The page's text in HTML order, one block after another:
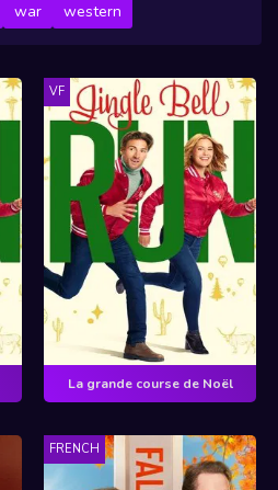
war western
VF
La grande course de Noël
FRENCH